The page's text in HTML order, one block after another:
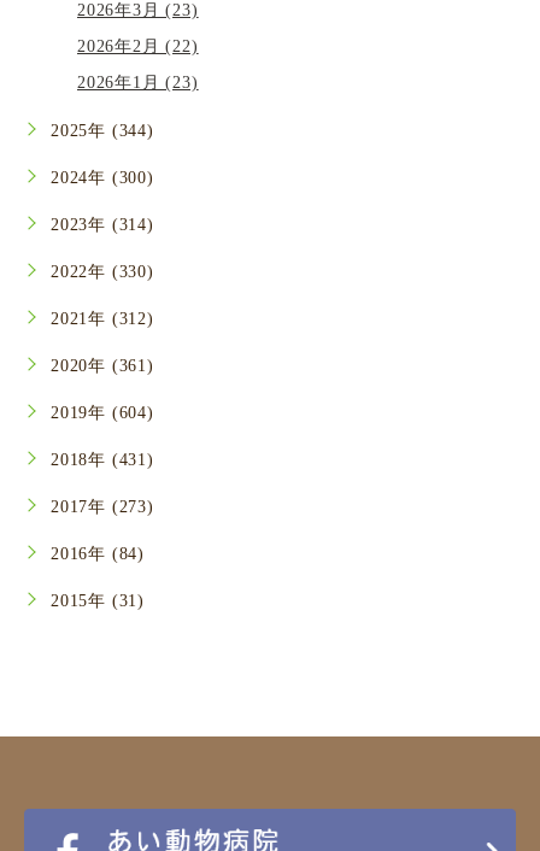
2026年3月 (23)
2026年2月 (22)
2026年1月 (23)
2025年 (344)
2024年 (300)
2023年 (314)
2022年 (330)
2021年 (312)
2020年 (361)
2019年 (604)
2018年 (431)
2017年 (273)
2016年 (84)
2015年 (31)